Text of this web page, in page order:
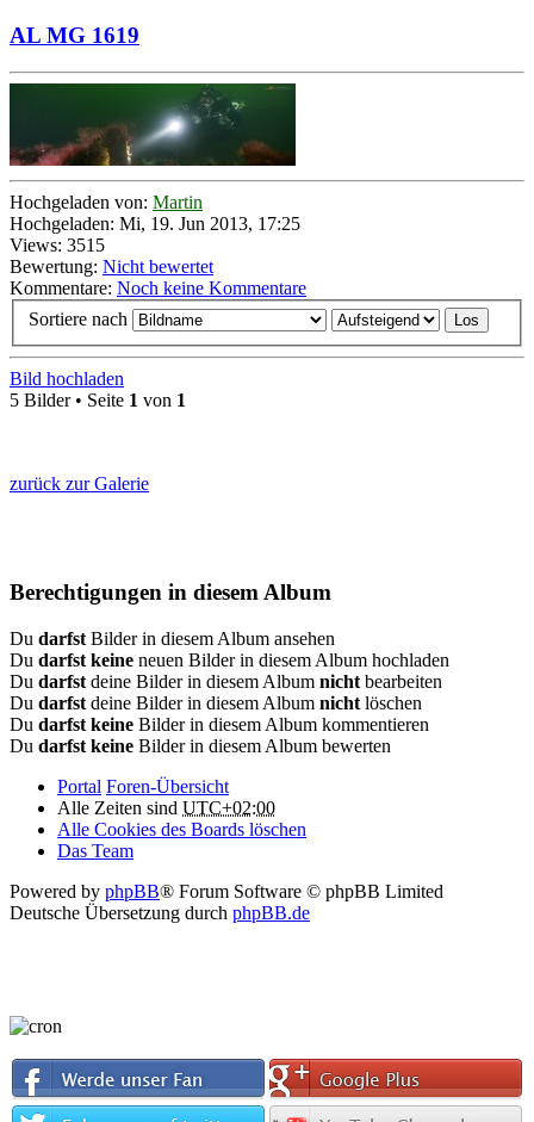
AL MG 1619
Hochgeladen von: Martin
Hochgeladen: Mi, 19. Jun 2013, 17:25
Views: 3515
Bewertung: Nicht bewertet
Kommentare: Noch keine Kommentare
Sortiere nach
Bild hochladen
5 Bilder • Seite 1 von 1
zurück zur Galerie
Berechtigungen in diesem Album
Du darfst Bilder in diesem Album ansehen
Du darfst keine neuen Bilder in diesem Album hochladen
Du darfst deine Bilder in diesem Album nicht bearbeiten
Du darfst deine Bilder in diesem Album nicht löschen
Du darfst keine Bilder in diesem Album kommentieren
Du darfst keine Bilder in diesem Album bewerten
Portal Foren-Übersicht
Alle Zeiten sind UTC+02:00
Alle Cookies des Boards löschen
Das Team
Powered by phpBB® Forum Software © phpBB Limited
Deutsche Übersetzung durch phpBB.de